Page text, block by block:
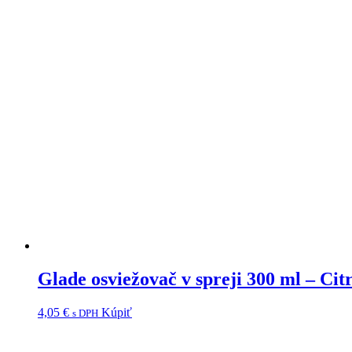
Glade osviežovač v spreji 300 ml –
4,05 € s DPH Kúpiť